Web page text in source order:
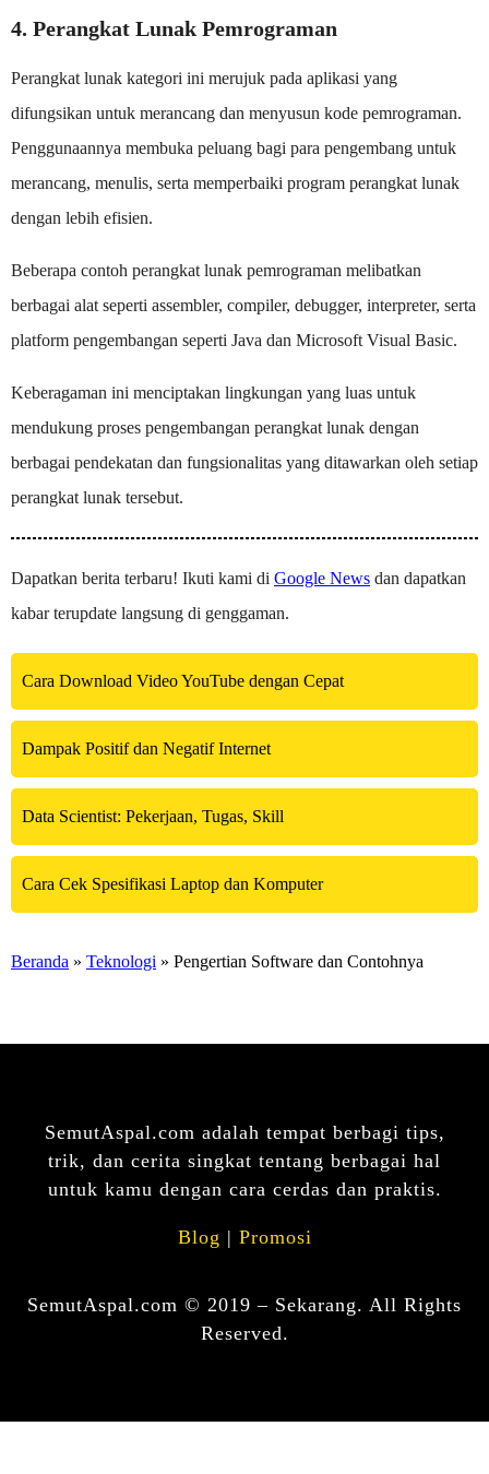
4. Perangkat Lunak Pemrograman
Perangkat lunak kategori ini merujuk pada aplikasi yang
difungsikan untuk merancang dan menyusun kode pemrograman.
Penggunaannya membuka peluang bagi para pengembang untuk
merancang, menulis, serta memperbaiki program perangkat lunak
dengan lebih efisien.
Beberapa contoh perangkat lunak pemrograman melibatkan
berbagai alat seperti assembler, compiler, debugger, interpreter, serta
platform pengembangan seperti Java dan Microsoft Visual Basic.
Keberagaman ini menciptakan lingkungan yang luas untuk
mendukung proses pengembangan perangkat lunak dengan
berbagai pendekatan dan fungsionalitas yang ditawarkan oleh setiap
perangkat lunak tersebut.
Dapatkan berita terbaru! Ikuti kami di Google News dan dapatkan
kabar terupdate langsung di genggaman.
Cara Download Video YouTube dengan Cepat
Dampak Positif dan Negatif Internet
Data Scientist: Pekerjaan, Tugas, Skill
Cara Cek Spesifikasi Laptop dan Komputer
Beranda » Teknologi » Pengertian Software dan Contohnya
SemutAspal.com adalah tempat berbagi tips,
trik, dan cerita singkat tentang berbagai hal
untuk kamu dengan cara cerdas dan praktis.
Blog | Promosi
SemutAspal.com © 2019 – Sekarang. All Rights
Reserved.